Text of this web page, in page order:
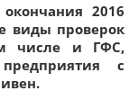
2016
виды проверок
числе и ГФС,
с